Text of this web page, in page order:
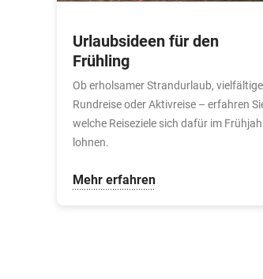
Urlaubsideen für den
Frühling
Ob erholsamer Strandurlaub, vielfältige
Rundreise oder Aktivreise – erfahren
welche Reiseziele sich dafür im
lohnen.
Mehr erfahren